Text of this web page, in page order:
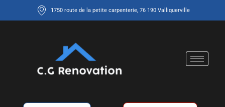
1750 route de la petite carpenterie, 76 190 Valliquerville